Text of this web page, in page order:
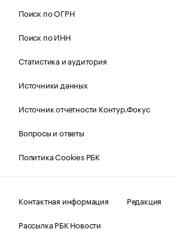
Поиск по ОГРН
Поиск по ИНН
Статистика и аудитория
Источники данных
Источник отчетности Контур.Фокус
Вопросы и ответы
Политика Cookies РБК
Контактная информация
Редакция
Рассылка РБК Новости